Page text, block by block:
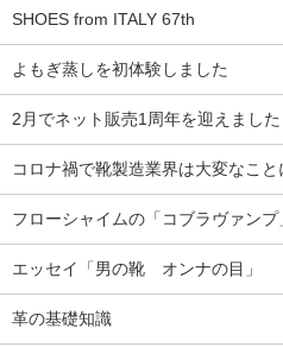
SHOES from ITALY 67th
よもぎ蒸しを初体験しました
2月でネット販売1周年を迎えました
コロナ禍で靴製造業界は大変なこ
フローシャイムの「コブラヴァンプ
エッセイ「男の靴 オンナの目」
革の基礎知識